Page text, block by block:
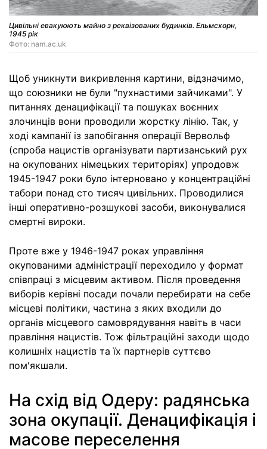
Цивільні евакуюють майно з реквізованих будинків. Ельмсхорн,
1945 рік
Фото: nam.ac.uk
Щоб уникнути викривлення картини, відзначимо,
що союзники не були "пухнастими зайчиками". У
питаннях денацифікації та пошуках воєнних
злочинців вони проводили жорстку лінію. Так, у
ході кампанії із запобігання операції Вервольф
(спроба нацистів організувати партизанський рух
на окупованих німецьких територіях) упродовж
1945-1947 роки було інтерновано у концентраційні
табори понад сто тисяч цивільних. Проводилися
інші оперативно-розшукові засоби, виконувалися
смертні вироки.
Проте вже у 1946-1947 роках управління
окупованими адміністрації переходило у формат
співпраці з місцевим активом. Після проведення
виборів керівні посади почали перебирати на себе
місцеві політики, частина з яких входили до
органів місцевого самоврядування навіть в часи
правління нацистів. Тож фільтраційні заходи щодо
колишніх нацистів та їх партнерів суттєво
пом'якшали.
На схід від Одеру: радянська
зона окупації. Денацифікація і
масове переселення